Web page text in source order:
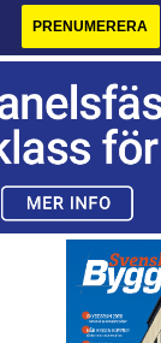
PRENUMERERA